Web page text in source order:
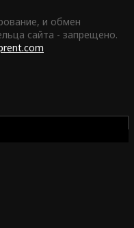
и обмен
сайта - запрещено.